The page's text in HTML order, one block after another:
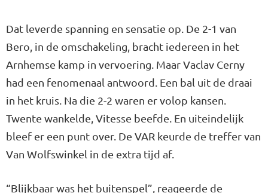
Dat leverde spanning en sensatie op. De 2-1 van
Bero, in de omschakeling, bracht iedereen in het
Arnhemse kamp in vervoering. Maar Vaclav Cerny
had een fenomenaal antwoord. Een bal uit de draai
in het kruis. Na die 2-2 waren er volop kansen.
Twente wankelde, Vitesse beefde. En uiteindelijk
bleef er een punt over. De VAR keurde de treffer van
Van Wolfswinkel in de extra tijd af.
“Blijkbaar was het buitenspel”, reageerde de